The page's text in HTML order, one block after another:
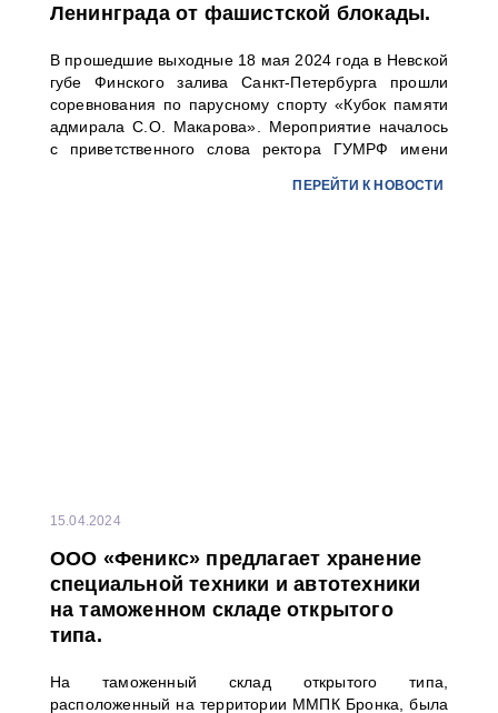
Ленинграда от фашистской блокады.
В прошедшие выходные 18 мая 2024 года в Невской
губе Финского залива Санкт-Петербурга прошли
соревнования по парусному спорту «Кубок памяти
адмирала С.О. Макарова». Мероприятие началось
с приветственного слова ректора ГУМРФ имени
Олеговича. Торжественное открытие
ПЕРЕЙТИ К НОВОСТИ
15.04.2024
ООО «Феникс» предлагает хранение
специальной техники и автотехники
на таможенном складе открытого
типа.
На таможенный склад открытого типа,
расположенный на территории ММПК Бронка, была